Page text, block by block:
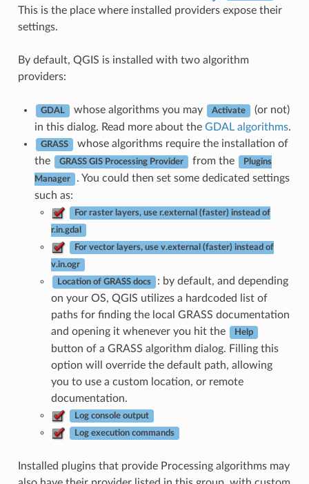
This is the place where installed providers expose their
settings.
By default, QGIS is installed with two algorithm
providers:
GDAL whose algorithms you may Activate
(or not)
in this dialog. Read more about the GDAL algorithms.
GRASS
whose algorithms require the installation of
the
GRASS GIS Processing Provider from the Plugins
Manager
. You could then set some dedicated settings
such as:
For raster layers, use r.external (faster) instead of
r.in.gdal
For vector layers, use v.external (faster) instead of
v.in.ogr
Location of GRASS docs
: by default, and depending
on your OS, QGIS utilizes a hardcoded list of
paths for finding the local GRASS documentation
and opening it whenever you hit the
Help
button of a GRASS algorithm dialog. Filling this
option will override the default path, allowing
you to use a custom location, or remote
documentation.
Log console output
Log execution commands
Installed plugins that provide Processing algorithms may